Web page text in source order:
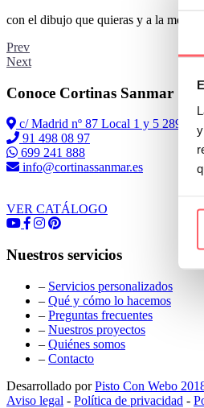
con el dibujo que quieras y a la medida
Prev
Next
Conoce Cortinas Sanmar
c/ Madrid nº 87 Local 1 y 5 28970
91 498 08 97
699 241 888
info@cortinassanmar.es
VER CATÁLOGO
Nuestros servicios
– Servicios personalizados
– Qué y cómo lo hacemos
– Preguntas frecuentes
– Nuestros proyectos
– Quiénes somos
– Contacto
Desarrollado porPisto Con Webo
Aviso legal - Política de privacidad -